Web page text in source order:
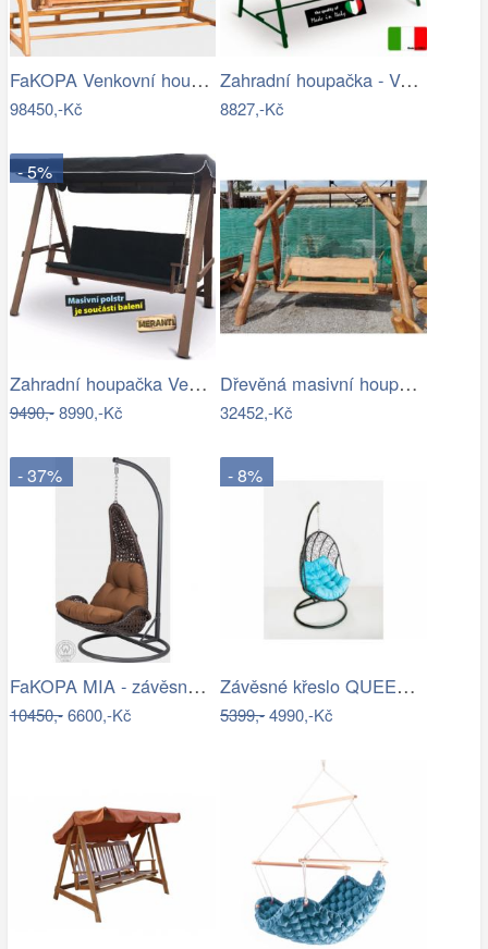
FaKOPA Venkovní houpačka ze dřeva…
98450,-Kč
Zahradní houpačka - VGD
8827,-Kč
- 5%
Zahradní houpačka VeGA BAHARA Mdum
9490,-8990,-Kč
Dřevěná masivní houpačka - HC
32452,-Kč
- 37%
FaKOPA MIA - závěsné křeslo z ratanu…
10450,-6600,-Kč
- 8%
Závěsné křeslo QUEEN, modrý sedák
5399,-4990,-Kč